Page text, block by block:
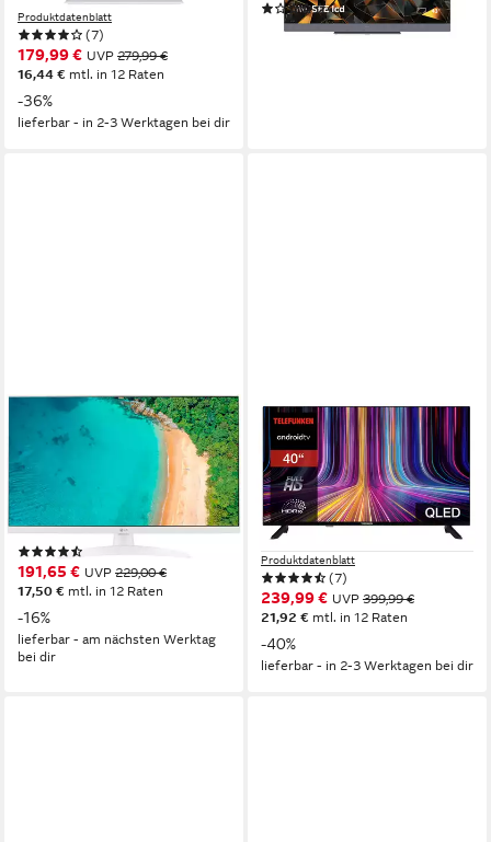
Produktdatenblatt
(7)
179,99 € UVP 279,99 €
16,44 € mtl. in 12 Raten
-36%
lieferbar - in 2-3 Werktagen bei dir
(1)
1.199,00 €
27TQ615S LED-Fernseher
69 cm/27 Zoll
Diagonale
IPS LED
Bildschirmtechnologie
Full HD
Produktdatenblatt
191,65 € UVP 229,00 €
17,50 € mtl. in 12 Raten
-16%
lieferbar - am nächsten Werktag
bei dir
TELEFUNKEN
QF40AO750S QLED-
Fernseher
102 cm/40 Zoll Diagonale
QLED Bildschirmtechnologie
Full HD
Produktdatenblatt
(7)
239,99 € UVP 399,99 €
21,92 € mtl. in 12 Raten
-40%
lieferbar - in 2-3 Werktagen bei dir